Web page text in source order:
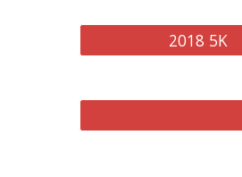
2018 5K